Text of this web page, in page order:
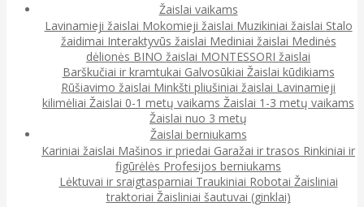
Žaislai vaikams
Lavinamieji žaislai Mokomieji žaislai Muzikiniai žaislai Stalo
žaidimai Interaktyvūs žaislai Mediniai žaislai Medinės
dėlionės BINO žaislai MONTESSORI žaislai
Barškučiai ir kramtukai Galvosūkiai Žaislai kūdikiams
Rūšiavimo žaislai Minkšti pliušiniai žaislai Lavinamieji
kilimėliai Žaislai 0-1 metų vaikams Žaislai 1-3 metų vaikams
Žaislai nuo 3 metų
Žaislai berniukams
Kariniai žaislai Mašinos ir priedai Garažai ir trasos Rinkiniai ir
figūrėlės Profesijos berniukams
Lėktuvai ir sraigtasparniai Traukiniai Robotai Žaisliniai
traktoriai Žaisliniai šautuvai (ginklai)